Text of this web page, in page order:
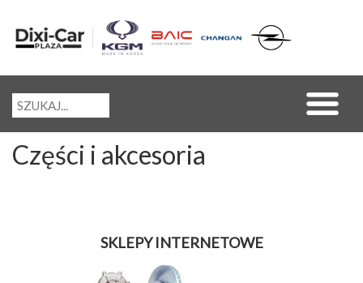
Części i akcesoria
SKLEPY INTERNETOWE